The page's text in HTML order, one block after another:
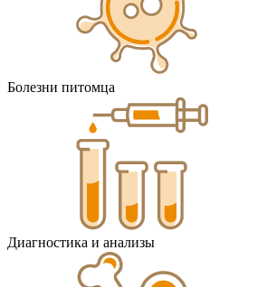
Болезни питомца
Диагностика и анализы